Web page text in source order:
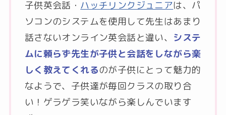
子供英会話・ ハッチリンクジュニアは、パ
ソコンのシステムを使用して先生はあまり
話さないオンライン英会話と違い、 システ
ムに頼らず先生が子供と会話をしながら楽
しく教えてくれるのが子供にとって魅力的
なようで、子供達が毎回クラスの取り合
い！ゲラゲラ笑いながら楽しんでいます